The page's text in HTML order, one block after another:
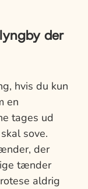
der
hvis du kun
en
tages ud
sove.
der
tænder
aldrig